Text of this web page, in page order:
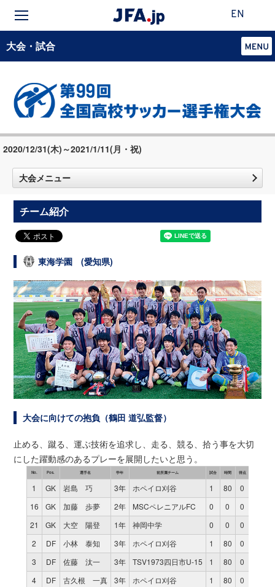
EN
大会・試合
2020/12/31(木)～2021/1/11(月・祝)
大会メニュー
チーム紹介
東海学園 (愛知県)
大会に向けての抱負（鶴田 道弘監督）
止める、蹴る、運ぶ技術を追求し、走る、競る、拾う事を大切
にした躍動感のあるプレーを展開したいと思う。
No. Pos. 選手名 学年 前所属チーム 試合 時間 得点
1 GK 岩島 巧 3年 ホペイロ刈谷 1 80
0
16
GK 加藤 歩夢 2年 MSCペレニアルFC 0 0
0
21
GK 大空 陽登 1年 神岡中学 0 0
0
2
DF 小林 泰知 3年 ホペイロ刈谷 1 80
0
3
DF 佐藤 汰一 3年 TSV1973四日市U-15 1 80
0
4
DF 古久根 一真 3年 ホペイロ刈谷 1 80
0